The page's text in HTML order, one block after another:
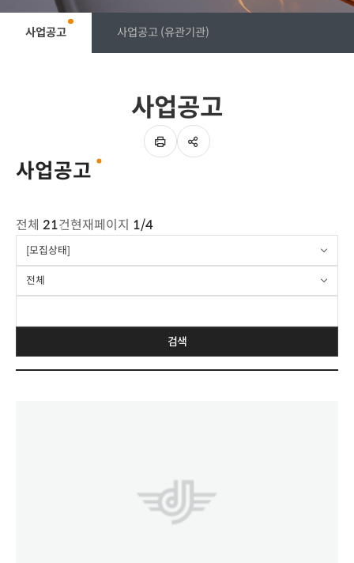
사업공고 사업공고 (유관기관)
사업공고
이
SNS
사업공고
게시판
요약설명
전체 21건현재페이지 1/4
[모집상태]
전체
검색